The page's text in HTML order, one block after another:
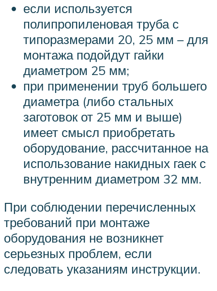
если используется
полипропиленовая труба с
типоразмерами 20, 25 мм – для
монтажа подойдут гайки
диаметром 25 мм;
при применении труб большего
диаметра (либо стальных
заготовок от 25 мм и выше)
имеет смысл приобретать
оборудование, рассчитанное на
использование накидных гаек с
внутренним диаметром 32 мм.
При соблюдении перечисленных
требований при монтаже
оборудования не возникнет
серьезных проблем, если
следовать указаниям инструкции.